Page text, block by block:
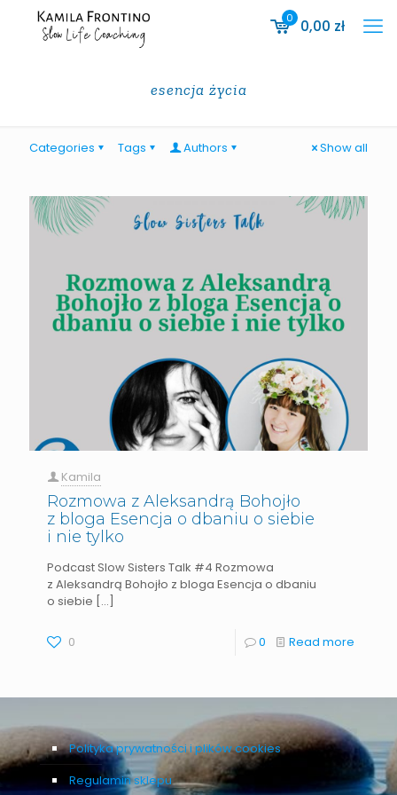
0 0,00 zł
esencja życia
Categories Tags Authors Show all
Kamila
Rozmowa z Aleksandrą Bohojło
z bloga Esencja o dbaniu o siebie
i nie tylko
Podcast Slow Sisters Talk #4 Rozmowa
z Aleksandrą Bohojło z bloga Esencja o dbaniu
o siebie […]
0 0 Read more
Polityka prywatności i plików cookies
Regulamin sklepu